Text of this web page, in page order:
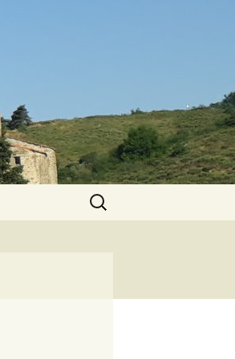
Rechercher :